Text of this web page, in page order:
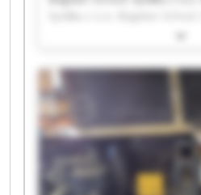
Schulz Spółka z o.o. Bogdan
Spółka z o.o. Bogdan
Schulz Spółka z o.o. Bogdan
Bogdan Schulz Spółka z o.o.
Spółka z o.o. Bogdan
Schulz Spółka z o.o.
Bogdan Schulz Spółka z
Spółka z o.o. Bogdan
Schulz Spółka z o.o. Bogdan